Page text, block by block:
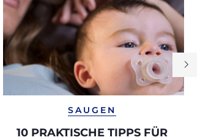
SAUGEN
10 PRAKTISCHE TIPPS FÜR